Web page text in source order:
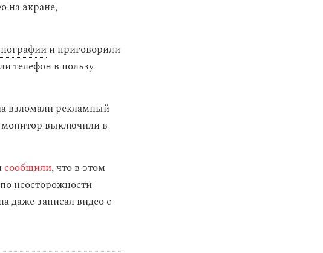
на экране,
и приговорили
телефон в пользу
взломали рекламный
выключили в
сообщили, что в этом
неосторожности
даже записал видео с